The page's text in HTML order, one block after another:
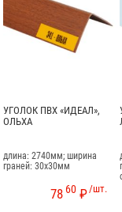
УГОЛОК ПВХ «ИДЕАЛ»,
ОЛЬХА
длина: 2740мм; ширина
граней: 30x30мм
/шт.
78 60 ₽